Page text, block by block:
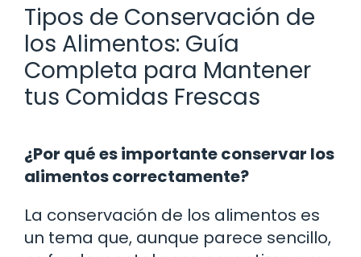
Tipos de Conservación de
los Alimentos: Guía
Completa para Mantener
tus Comidas Frescas
¿Por qué es importante conservar los
alimentos correctamente?
La conservación de los alimentos es
un tema que, aunque parece sencillo,